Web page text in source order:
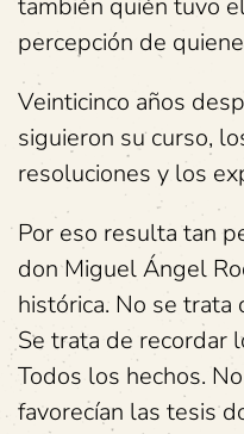
percepción de
Veinticinco años
siguieron su curso,
resoluciones y los
Por eso resulta tan
don Miguel Ángel
histórica. No se trata
Se trata de recordar
Todos los hechos.
favorecían las tesis